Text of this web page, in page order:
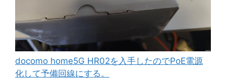
docomo home5G HR02を入手したのでPoE電源
化して予備回線にする。